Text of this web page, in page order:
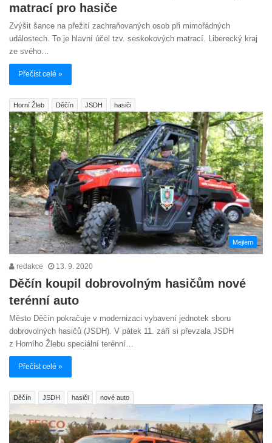
matrací pro hasiče
Zvýšit šance na přežití zachraňovaných osob při mimořádných
událostech. To je hlavní účel tzv. seskokových matrací. Liberecký kraj
ze svého…
Přečíst celé »
Horní Žleb Děčín JSDH hasiči
Mejlem
redakce 13. 9. 2020
Děčín koupil dobrovolným hasičům nové
terénní auto
Město Děčín pokračuje v modernizaci vybavení jednotek sboru
dobrovolných hasičů (JSDH). V pátek 11. září si převzala JSDH
z Horního Žlebu speciální terénní…
Přečíst celé »
Děčín JSDH hasiči nové auto